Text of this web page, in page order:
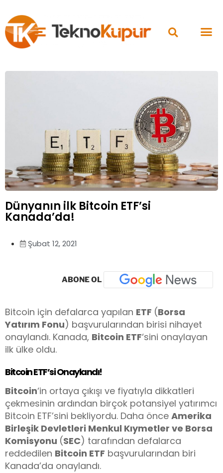
Dünyanın ilk Bitcoin ETF’si
Kanada’da!
Şubat 12, 2021
ABONE OL
Bitcoin için defalarca yapılan ETF (Borsa
Yatırım Fonu) başvurularından birisi nihayet
onaylandı. Kanada, Bitcoin ETF‘sini onaylayan
ilk ülke oldu.
Bitcoin ETF’si Onaylandı!
Bitcoin‘in ortaya çıkışı ve fiyatıyla dikkatleri
çekmesinin ardından birçok potansiyel yatırımcı
Bitcoin ETF’sini bekliyordu. Daha önce Amerika
Birleşik Devletleri Menkul Kıymetler ve Borsa
Komisyonu (SEC) tarafından defalarca
reddedilen Bitcoin ETF başvurularından biri
Kanada’da onaylandı.